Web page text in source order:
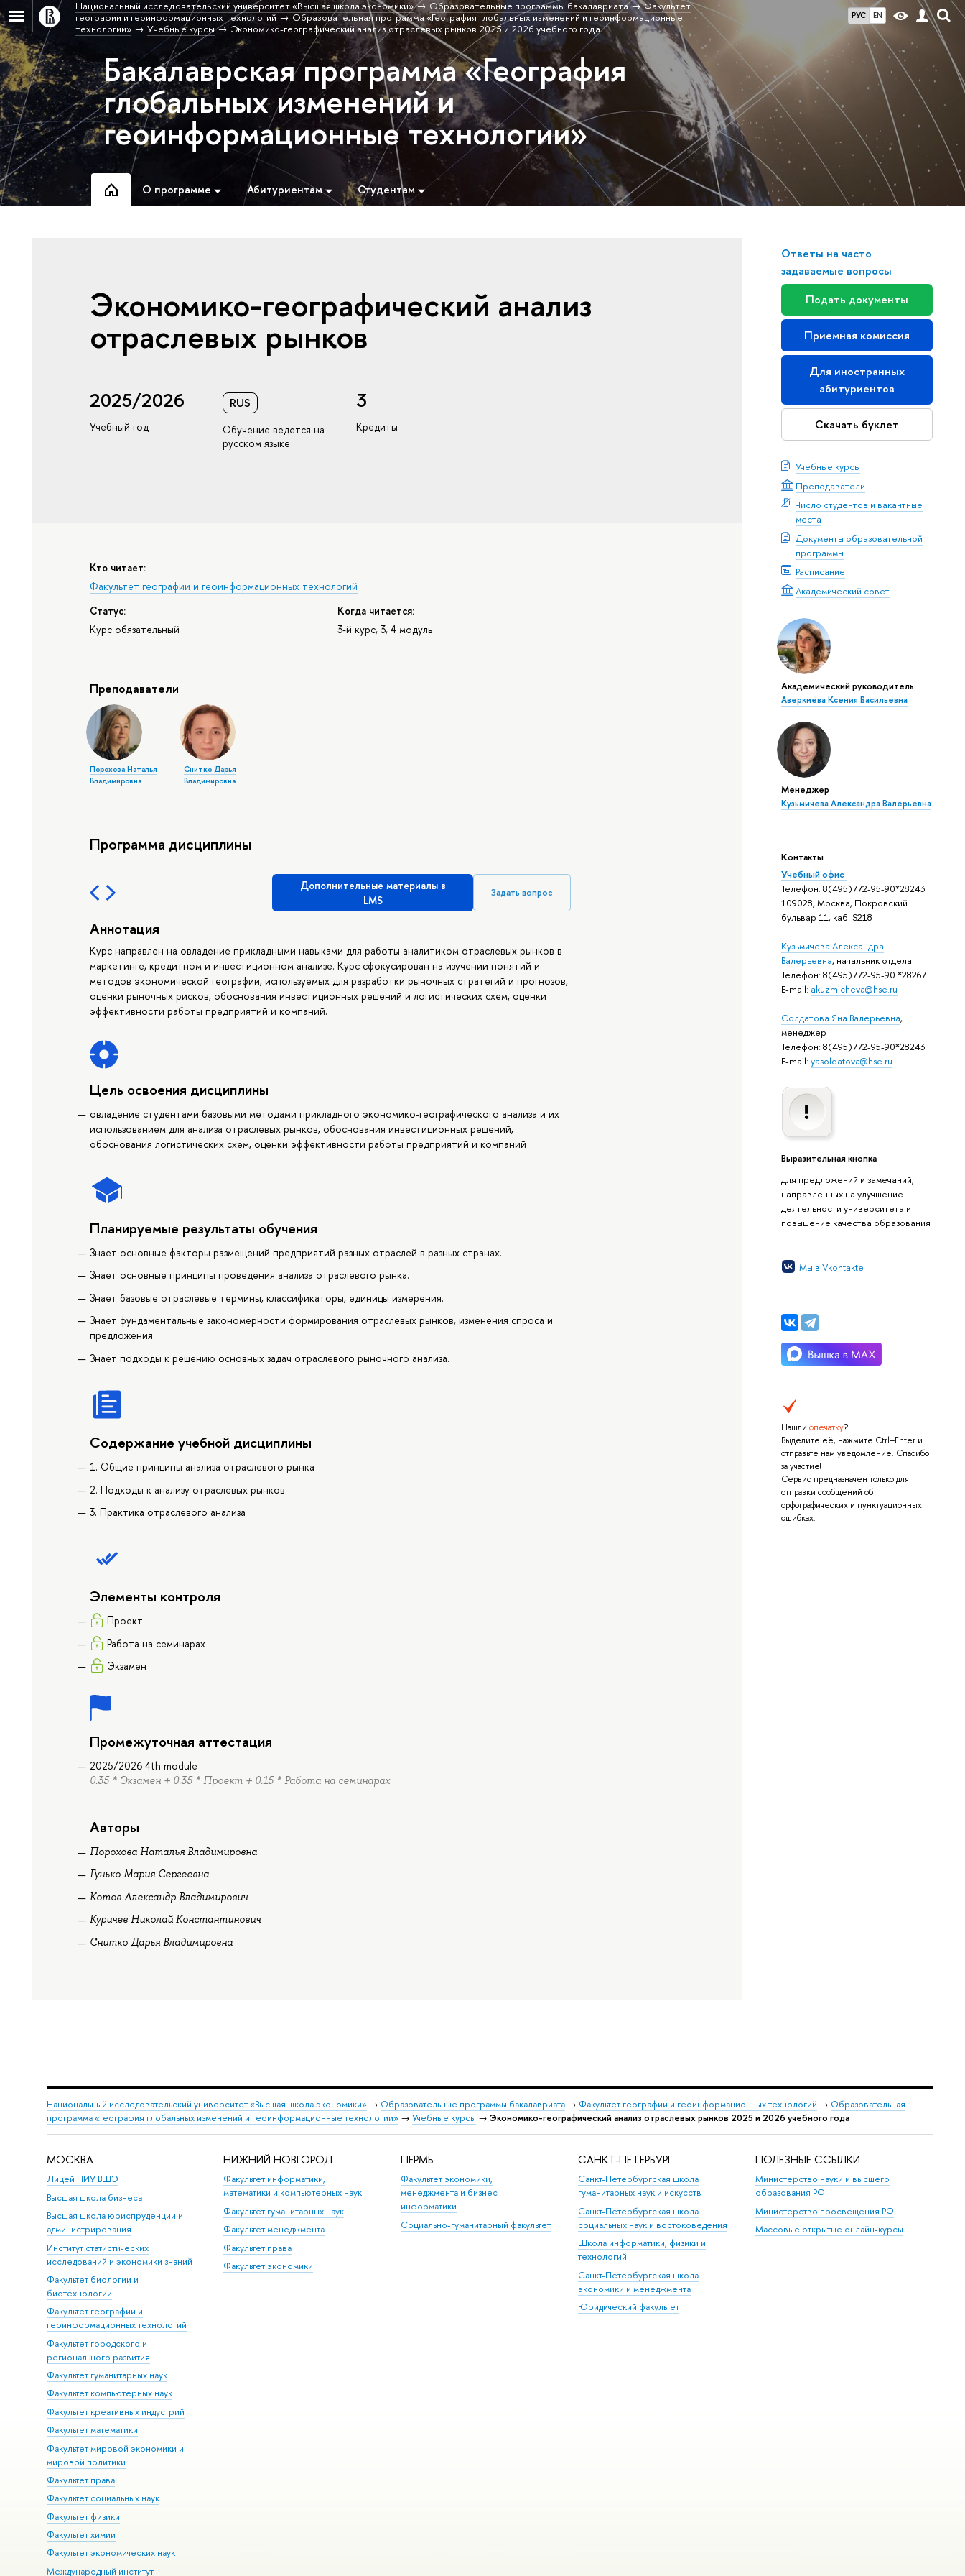
РУС EN
Национальный исследовательский университет «Высшая школа экономики» Образовательные программы бакалавриата
Факультет
географии и геоинформационных технологий
Образовательная программа «География глобальных изменений и геоинформационные
технологии»
Учебные курсы Экономико-географический анализ отраслевых рынков 2025 и 2026 учебного года
Бакалаврская программа «География
глобальных изменений и
геоинформационные технологии»
О программе Абитуриентам Студентам
Ответы на часто
задаваемые вопросы
Подать документы
Приемная комиссия
Для иностранных
абитуриентов
Скачать буклет
Учебные курсы
Преподаватели
Число студентов и вакантные
места
Документы образовательной
программы
Расписание
Академический совет
Академический руководитель
Аверкиева Ксения Васильевна
Менеджер
Кузьмичева Александра Валерьевна
Контакты
Учебный офис
Телефон: 8(495)772-95-90*28243
109028, Москва, Покровский
бульвар 11, каб. S218
Кузьмичева Александра
Валерьевна, начальник отдела
Телефон: 8(495)772-95-90 *28267
E-mail: akuzmicheva@hse.ru
Солдатова Яна Валерьевна,
менеджер
Телефон: 8(495)772-95-90*28243
E-mail: yasoldatova@hse.ru
Выразительная кнопка
для предложений и замечаний,
направленных на улучшение
деятельности университета и
повышение качества образования
Мы в Vkontakte
Нашли опечатку?
Выделите её, нажмите Ctrl+Enter и
отправьте нам уведомление. Спасибо
за участие!
Сервис предназначен только для
отправки сообщений об
орфографических и пунктуационных
ошибках.
Экономико-географический анализ
отраслевых рынков
2025/2026
Учебный год
RUS
Обучение ведется на
русском языке
3
Кредиты
Кто читает:
Факультет географии и геоинформационных технологий
Статус:
Курс обязательный
Когда читается:
3-й курс, 3, 4 модуль
Преподаватели
Порохова Наталья
Владимировна
Снитко Дарья
Владимировна
Программа дисциплины
Дополнительные материалы в
LMS
Задать вопрос
Аннотация
Курс направлен на овладение прикладными навыками для работы аналитиком отраслевых рынков в
маркетинге, кредитном и инвестиционном анализе. Курс сфокусирован на изучении понятий и
методов экономической географии, используемых для разработки рыночных стратегий и прогнозов,
оценки рыночных рисков, обоснования инвестиционных решений и логистических схем, оценки
эффективности работы предприятий и компаний.
Цель освоения дисциплины
овладение студентами базовыми методами прикладного экономико-географического анализа и их
использованием для анализа отраслевых рынков, обоснования инвестиционных решений,
обоснования логистических схем, оценки эффективности работы предприятий и компаний
Планируемые результаты обучения
Знает основные факторы размещений предприятий разных отраслей в разных странах.
Знает основные принципы проведения анализа отраслевого рынка.
Знает базовые отраслевые термины, классификаторы, единицы измерения.
Знает фундаментальные закономерности формирования отраслевых рынков, изменения спроса и
предложения.
Знает подходы к решению основных задач отраслевого рыночного анализа.
Содержание учебной дисциплины
1. Общие принципы анализа отраслевого рынка
2. Подходы к анализу отраслевых рынков
3. Практика отраслевого анализа
Элементы контроля
Проект
Работа на семинарах
Экзамен
Промежуточная аттестация
2025/2026 4th module
0.35 * Экзамен + 0.35 * Проект + 0.15 * Работа на семинарах
Авторы
Порохова Наталья Владимировна
Гунько Мария Сергеевна
Котов Александр Владимирович
Куричев Николай Константинович
Снитко Дарья Владимировна
Национальный исследовательский университет «Высшая школа экономики» → Образовательные программы бакалавриата→ Факультет географии и геоинформационных технологий → Образовательная
программа «География глобальных изменений и геоинформационные технологии» → Учебные курсы → Экономико-географический анализ отраслевых рынков 2025 и 2026 учебного года
МОСКВА
Лицей НИУ ВШЭ
Высшая школа бизнеса
Высшая школа юриспруденции и
администрирования
Институт статистических
исследований и экономики знаний
Факультет биологии и
биотехнологии
Факультет географии и
геоинформационных технологий
Факультет городского и
регионального развития
Факультет гуманитарных наук
Факультет компьютерных наук
Факультет креативных индустрий
Факультет математики
Факультет мировой экономики и
мировой политики
Факультет права
Факультет социальных наук
Факультет физики
Факультет химии
Факультет экономических наук
Международный институт
НИЖНИЙ НОВГОРОД
Факультет информатики,
математики и компьютерных наук
Факультет гуманитарных наук
Факультет менеджмента
Факультет права
Факультет экономики
ПЕРМЬ
Факультет экономики,
менеджмента и бизнес-
информатики
Социально-гуманитарный факультет
САНКТ-ПЕТЕРБУРГ
Санкт-Петербургская школа
гуманитарных наук и искусств
Санкт-Петербургская школа
социальных наук и востоковедения
Школа информатики, физики и
технологий
Санкт-Петербургская школа
экономики и менеджмента
Юридический факультет
ПОЛЕЗНЫЕ ССЫЛКИ
Министерство науки и высшего
образования РФ
Министерство просвещения РФ
Массовые открытые онлайн-курсы